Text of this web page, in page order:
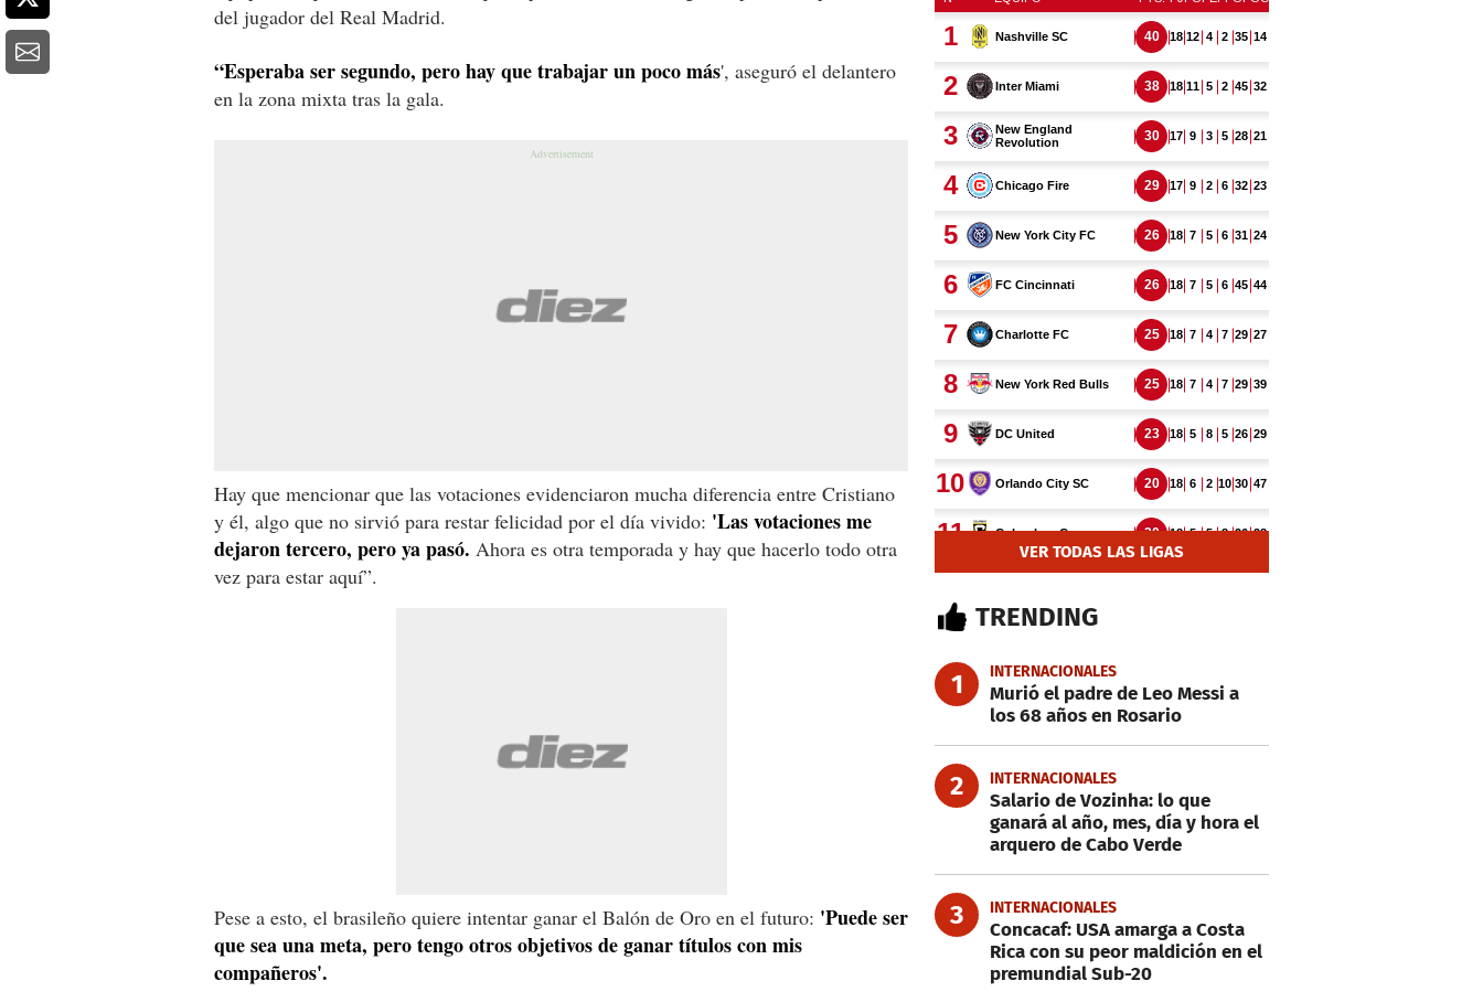
del jugador del Real Madrid.
“Esperaba ser segundo, pero hay que trabajar un poco más', aseguró el delantero
en la zona mixta tras la gala.
Hay que mencionar que las votaciones evidenciaron mucha diferencia entre Cristiano
y él, algo que no sirvió para restar felicidad por el día vivido: 'Las votaciones me
dejaron tercero, pero ya pasó. Ahora es otra temporada y hay que hacerlo todo otra
vez para estar aquí”.
Pese a esto, el brasileño quiere intentar ganar el Balón de Oro en el futuro: 'Puede ser
que sea una meta, pero tengo otros objetivos de ganar títulos con mis
compañeros'.
VER TODAS LAS LIGAS
TRENDING
1 INTERNACIONALES
Murió el padre de Leo Messi a
los 68 años en Rosario
2 INTERNACIONALES
Salario de Vozinha: lo que
ganará al año, mes, día y hora el
arquero de Cabo Verde
3 INTERNACIONALES
Concacaf: USA amarga a Costa
Rica con su peor maldición en el
premundial Sub-20